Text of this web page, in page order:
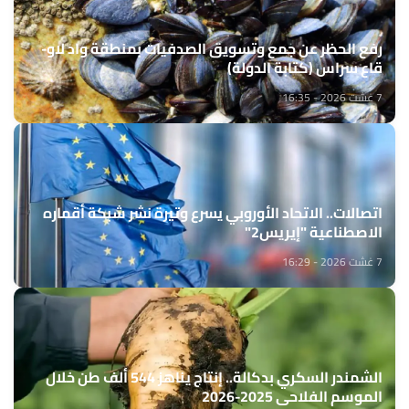
رفع الحظر عن جمع وتسويق الصدفيات بمنطقة واد لاو-
قاع سراس (كتابة الدولة)
7 غشت 2026 - 16:35
اتصالات.. الاتحاد الأوروبي يسرع وتيرة نشر شبكة أقماره
الاصطناعية "إيريس2"
7 غشت 2026 - 16:29
الشمندر السكري بدكالة.. إنتاج يناهز 544 ألف طن خلال
الموسم الفلاحي 2025-2026